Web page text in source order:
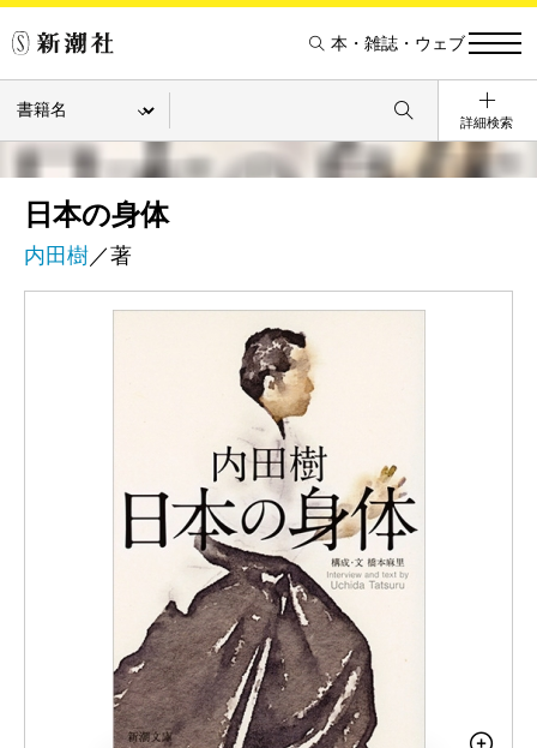
本・雑誌・ウェブ
詳細検索
日本の身体
内田樹／著